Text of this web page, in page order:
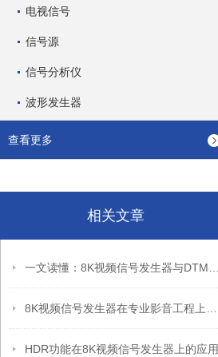
电视信号
信号源
信号分析仪
波形发生器
查看更多
相关文章
HDR功能在8K视频信号发生器上的应用